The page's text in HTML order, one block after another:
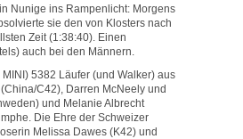
Nunige ins Rampenlicht: Morgens
sie den von Klosters nach
Zeit (1:38:40). Einen
auch bei den Männern.
5382 Läufer (und Walker) aus
C42), Darren McNeely und
und Melanie Albrecht
Die Ehre der Schweizer
Melissa Dawes (K42) und